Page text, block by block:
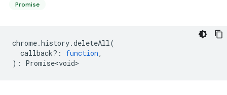
Promise
chrome.history.deleteAll(
callback? : function,
) : Promise<void>